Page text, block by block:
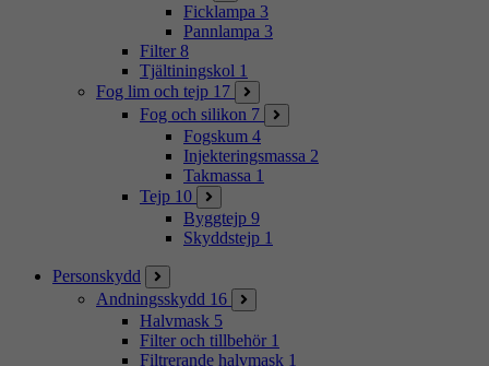
Ficklampa 3
Pannlampa 3
Filter 8
Tjältiningskol 1
Fog lim och tejp 17
Fog och silikon 7
Fogskum 4
Injekteringsmassa 2
Takmassa 1
Tejp 10
Byggtejp 9
Skyddstejp 1
Personskydd
Andningsskydd 16
Halvmask 5
Filter och tillbehör 1
Filtrerande halvmask 1